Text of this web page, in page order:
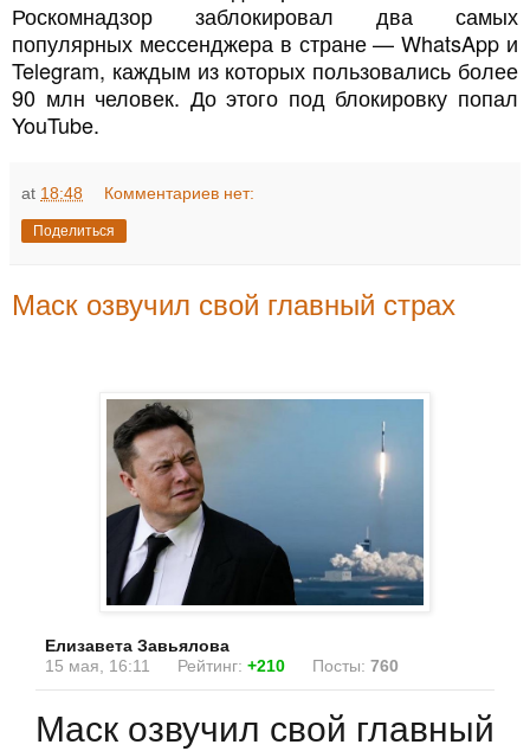
Роскомнадзор заблокировал два самых
популярных мессенджера в стране — WhatsApp и
Telegram, каждым из которых пользовались более
90 млн человек. До этого под блокировку попал
YouTube.
at 18:48 Комментариев нет:
Поделиться
Маск озвучил свой главный страх
Елизавета Завьялова
15 мая, 16:11
Рейтинг: +210 Посты: 760
Маск озвучил свой главный